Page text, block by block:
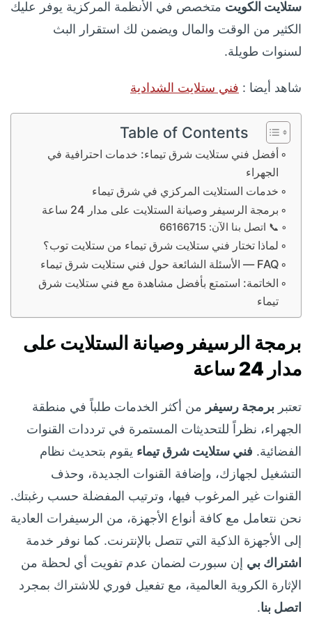
ستلايت الكويت متخصص في الأنظمة المركزية يوفر عليك
الكثير من الوقت والمال ويضمن لك استقرار البث
لسنوات طويلة.
شاهد أيضا : فني ستلايت الشدادية
Table of Contents
أفضل فني ستلايت شرق تيماء: خدمات احترافية في
الجهراء
خدمات الستلايت المركزي في شرق تيماء
برمجة الرسيفر وصيانة الستلايت على مدار 24 ساعة
📞 اتصل بنا الآن: 66166715
لماذا تختار فني ستلايت شرق تيماء من ستلايت توب؟
FAQ — الأسئلة الشائعة حول فني ستلايت شرق تيماء
الخاتمة: استمتع بأفضل مشاهدة مع فني ستلايت شرق
تيماء
برمجة الرسيفر وصيانة الستلايت على
مدار 24 ساعة
تعتبر برمجة رسيفر من أكثر الخدمات طلباً في منطقة
الجهراء، نظراً للتحديثات المستمرة في ترددات القنوات
الفضائية. فني ستلايت شرق تيماء يقوم بتحديث نظام
التشغيل لجهازك، وإضافة القنوات الجديدة، وحذف
القنوات غير المرغوب فيها، وترتيب المفضلة حسب رغبتك.
نحن نتعامل مع كافة أنواع الأجهزة، من الرسيفرات العادية
إلى الأجهزة الذكية التي تتصل بالإنترنت. كما نوفر خدمة
اشتراك بي إن سبورت لضمان عدم تفويت أي لحظة من
الإثارة الكروية العالمية، مع تفعيل فوري للاشتراك بمجرد
اتصل بنا.